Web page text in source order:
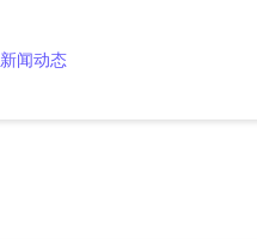
新闻动态